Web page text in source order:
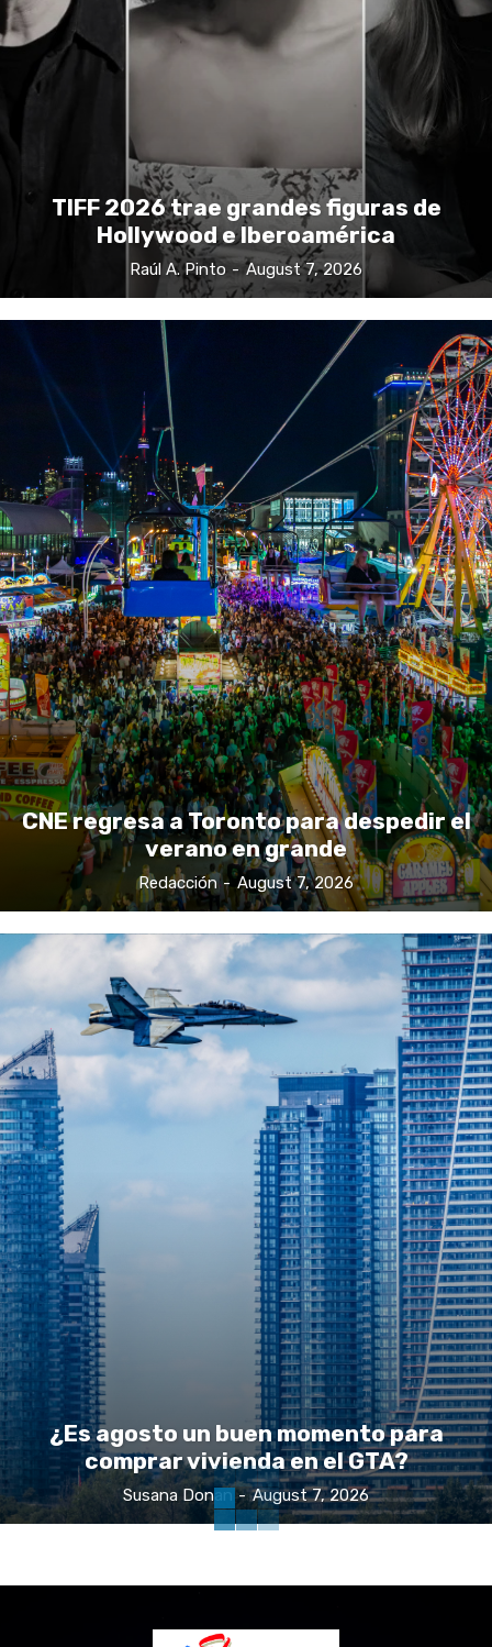
TIFF 2026 trae grandes figuras de
Hollywood e Iberoamérica
Raúl A. Pinto - August 7, 2026
CNE regresa a Toronto para despedir el
verano en grande
Redacción - August 7, 2026
¿Es agosto un buen momento para
comprar vivienda en el GTA?
Susana Donan - August 7, 2026